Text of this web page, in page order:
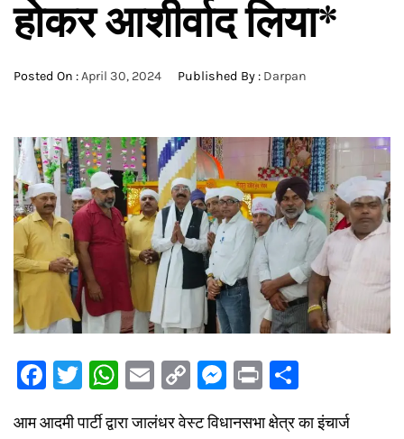
होकर आशीर्वाद लिया*
Posted On :April 30, 2024 Published By : Darpan
Facebook
Twitter
WhatsApp
Email
CopyMessenger
Print
आम आदमी पार्टी द्वारा जालंधर वेस्ट विधानसभा क्षेत्र का इंचार्ज